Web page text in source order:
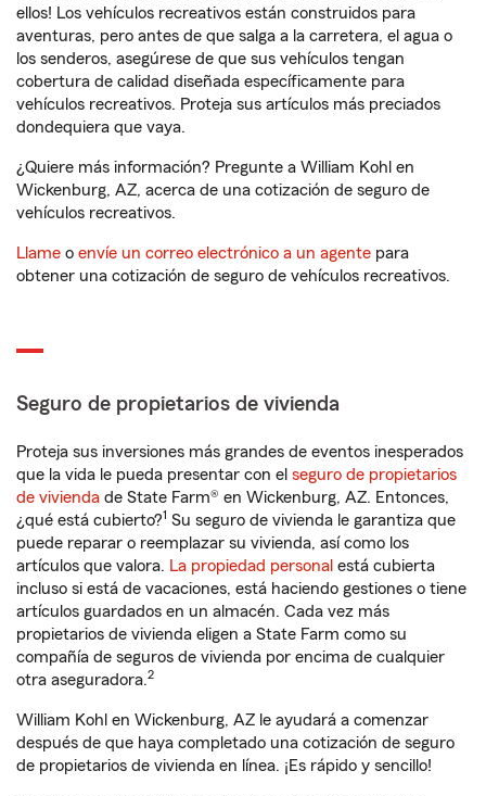
ellos! Los vehículos recreativos están construidos para
aventuras, pero antes de que salga a la carretera, el agua o
los senderos, asegúrese de que sus vehículos tengan
cobertura de calidad diseñada específicamente para
vehículos recreativos. Proteja sus artículos más preciados
dondequiera que vaya.
¿Quiere más información? Pregunte a William Kohl en
Wickenburg, AZ, acerca de una cotización de seguro de
vehículos recreativos.
Llame o envíe un correo electrónico a un agente para
obtener una cotización de seguro de vehículos recreativos.
Seguro de propietarios de vivienda
Proteja sus inversiones más grandes de eventos inesperados
que la vida le pueda presentar con el seguro de propietarios
de vivienda de State Farm® en Wickenburg, AZ. Entonces,
¿qué está cubierto?1 Su seguro de vivienda le garantiza que
puede reparar o reemplazar su vivienda, así como los
artículos que valora. La propiedad personal está cubierta
incluso si está de vacaciones, está haciendo gestiones o tiene
artículos guardados en un almacén. Cada vez más
propietarios de vivienda eligen a State Farm como su
compañía de seguros de vivienda por encima de cualquier
otra aseguradora.2
William Kohl en Wickenburg, AZ le ayudará a comenzar
después de que haya completado una cotización de seguro
de propietarios de vivienda en línea. ¡Es rápido y sencillo!